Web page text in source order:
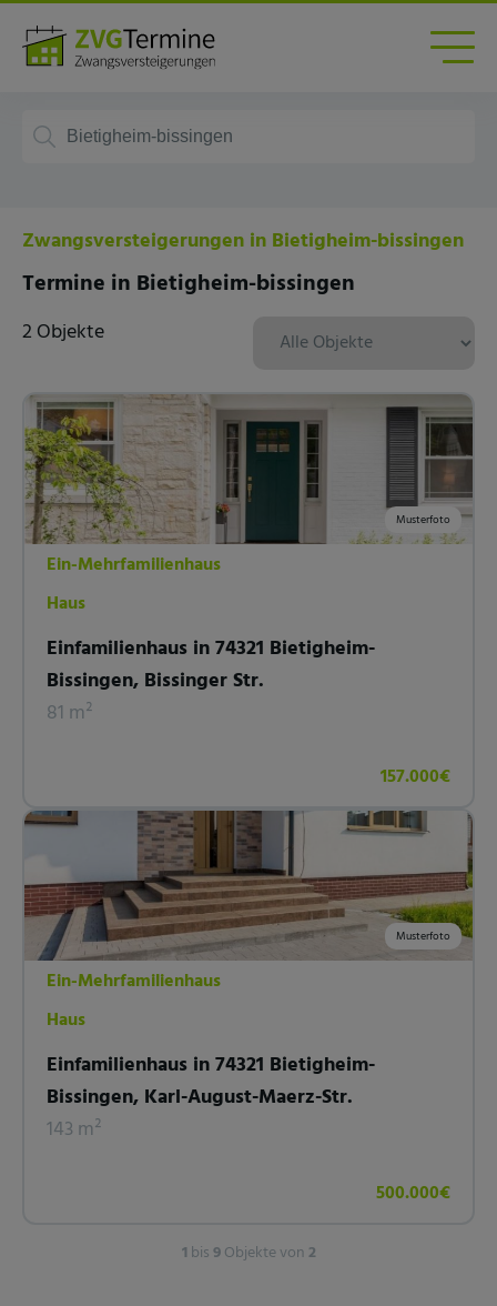
Zwangsversteigerungen in Bietigheim-bissingen
Termine in Bietigheim-bissingen
2 Objekte
Musterfoto
Ein-Mehrfamilienhaus
Haus
Einfamilienhaus in 74321 Bietigheim-
Bissingen, Bissinger Str.
81 m²
157.000€
Musterfoto
Ein-Mehrfamilienhaus
Haus
Einfamilienhaus in 74321 Bietigheim-
Bissingen, Karl-August-Maerz-Str.
143 m²
500.000€
1 bis9Objekte von2